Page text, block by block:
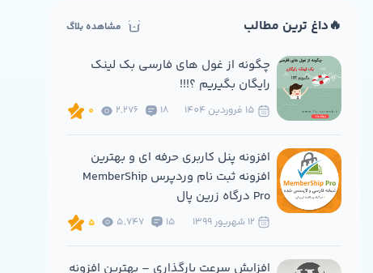
🔥داغ ترین مطالب مشاهده بلاگ
چگونه از غول های فارسی بک لینک
رایگان بگیریم ؟!!!
18
2,276
0
افزونه پنل کاربری حرفه ای و بهترین
افزونه ثبت نام وردپرس MemberShip
Pro درگاه زرین پال
15
5,747
5
افزایش سرعت بارگذاری – بهترین افزونه